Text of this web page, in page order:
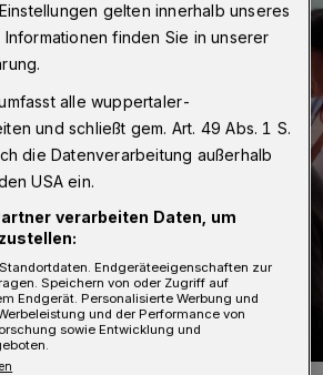
gelten innerhalb unseres
finden Sie in unserer
alle wuppertaler-
und schließt gem. Art. 49 Abs. 1 S.
die Datenverarbeitung außerhalb
USA ein.
verarbeiten Daten, um
Endgeräteeigenschaften zur
Speichern von oder Zugriff auf
Endgerät. Personalisierte Werbung und
und der Performance von
sowie Entwicklung und